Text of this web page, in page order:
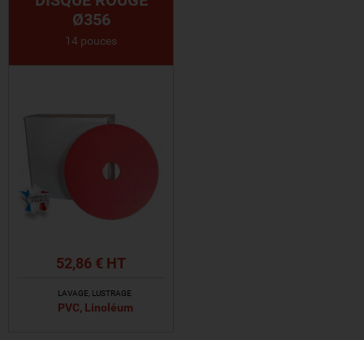
Ø356
14 pouces
52,86 € HT
LAVAGE, LUSTRAGE
PVC, Linoléum